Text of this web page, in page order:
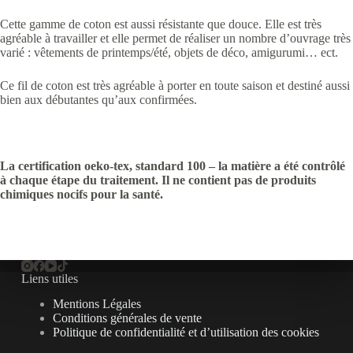
Cette gamme de coton est aussi résistante que douce. Elle est très
agréable à travailler et elle permet de réaliser un nombre d’ouvrage très
varié : vêtements de printemps/été, objets de déco, amigurumi… ect.
Ce fil de coton est très agréable à porter en toute saison et destiné aussi
bien aux débutantes qu’aux confirmées.
La certification oeko-tex, standard 100 – la matière a été contrôlé
à chaque étape du traitement. Il ne contient pas de produits
chimiques nocifs pour la santé.
Liens utiles
Mentions Légales
Conditions générales de vente
Politique de confidentialité et d’utilisation des cookies